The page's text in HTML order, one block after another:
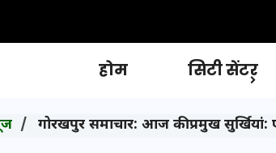
होम सिटी सेंटर
गोरखपुर समाचार: आज की प्रमुख